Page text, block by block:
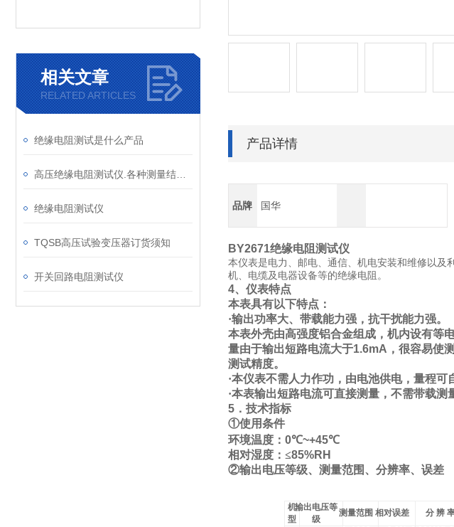
相关文章
RELATED ARTICLES
绝缘电阻测试是什么产品
绝缘电阻测试仪
TQSB高压试验变压器订货须知
开关回路电阻测试仪
产品详情
品牌 国华
BY2671绝缘电阻测试仪
本仪表是电力、邮电、通信、机电安装和维修以
机、电缆及电器设备等的绝缘电阻。
4、仪表特点
本表具有以下特点：
·输出功率大、带载能力强，抗干扰能力强。
本表外壳由高强度铝合金组成，机内设有等
量由于输出短路电流大于1.6mA ，很容易使
测试精度。
·本仪表不需人力作功，由电池供电，量程
·本表输出短路电流可直接测量，不需带载测
5 ．技术指标
①使用条件
环境温度： 0℃~+45℃
相对湿度： ≤85%RH
②输出电压等级、测量范围、分辨率、误差
机
型
输出电压等
级
测量范围 相对误差 分 辨